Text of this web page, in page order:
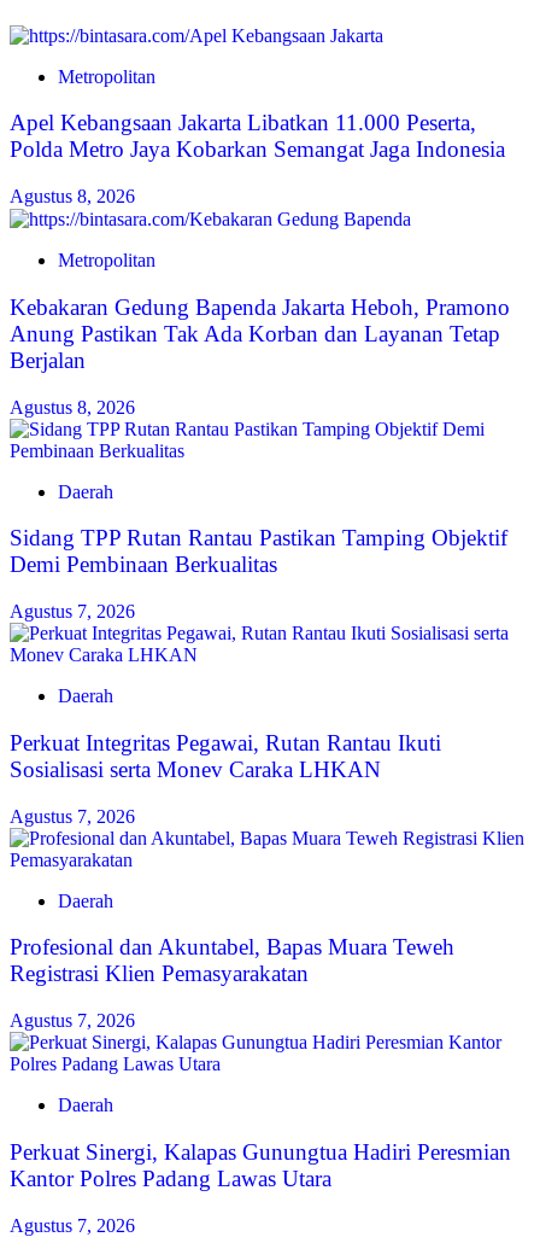
Metropolitan
Apel Kebangsaan Jakarta Libatkan 11.000 Peserta,
Polda Metro Jaya Kobarkan Semangat Jaga Indonesia
Agustus 8, 2026
Metropolitan
Kebakaran Gedung Bapenda Jakarta Heboh, Pramono
Anung Pastikan Tak Ada Korban dan Layanan Tetap
Berjalan
Agustus 8, 2026
Daerah
Sidang TPP Rutan Rantau Pastikan Tamping Objektif
Demi Pembinaan Berkualitas
Agustus 7, 2026
Daerah
Perkuat Integritas Pegawai, Rutan Rantau Ikuti
Sosialisasi serta Monev Caraka LHKAN
Agustus 7, 2026
Daerah
‎Profesional dan Akuntabel, Bapas Muara Teweh
Registrasi Klien Pemasyarakatan
Agustus 7, 2026
Daerah
Perkuat Sinergi, Kalapas Gunungtua Hadiri Peresmian
Kantor Polres Padang Lawas Utara
Agustus 7, 2026